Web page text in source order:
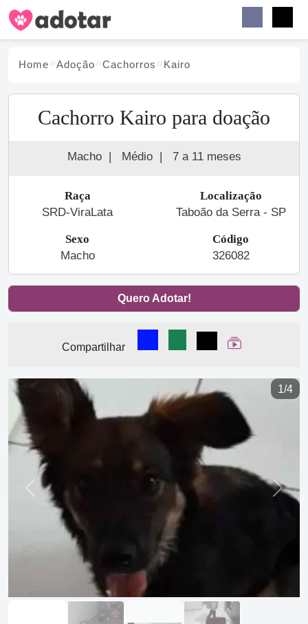
Home Adoção Cachorros Kairo
Cachorro Kairo para doação
Macho | Médio | 7 a 11 meses
Raça
SRD-ViraLata
Localização
Taboão da Serra - SP
Sexo
Macho
Código
326082
Quero Adotar!
Compartilhar
Compartilhar no Facebook
Compartilhar no
Compartilhar
Ver Web Story
1/4
Previous Next